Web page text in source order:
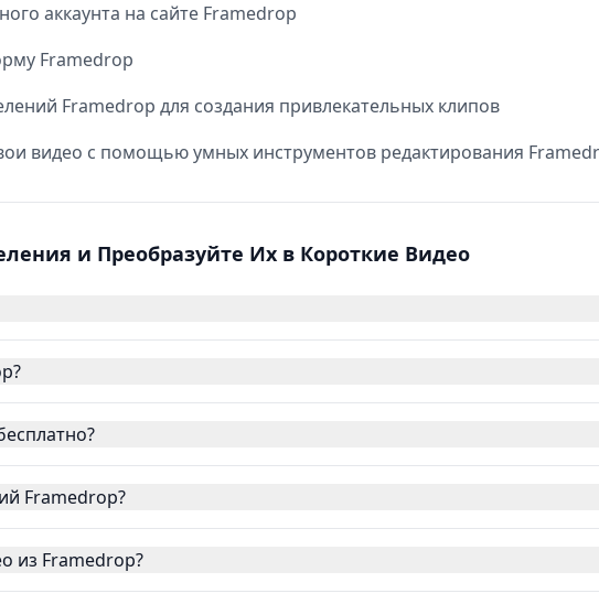
аккаунта на сайте Framedrop
Framedrop
Framedrop для создания привлекательных клипов
видео с помощью умных инструментов редактирования
и Преобразуйте Их в Короткие Видео
Framedrop?
из Framedrop?